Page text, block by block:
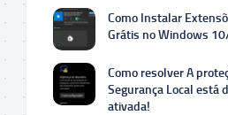
Como Instalar
Grátis no Windows
Como resolver A
Segurança Local está
ativada!